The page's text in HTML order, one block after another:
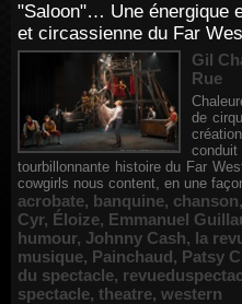
"Saloon"… Une énergique
et circassienne du Far
Gil
Rue
de
tourbillonnante histoire du Far
cowgirls nous content, en une
acrobate, banquine, chanson,
Cyr, Éloize, Emmanuel
humour, Johnny Cash, la
musique, Painchaud, Patsy
du spectacle,
spectacle, theatre, western